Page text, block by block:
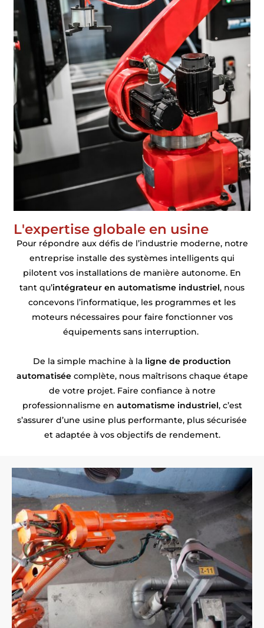
L'expertise globale en usine
Pour répondre aux défis de l’industrie moderne, notre
entreprise installe des systèmes intelligents qui
pilotent vos installations de manière autonome. En
tant qu’intégrateur en automatisme industriel, nous
concevons l’informatique, les programmes et les
moteurs nécessaires pour faire fonctionner vos
équipements sans interruption.
De la simple machine à la ligne de production
automatiséecomplète, nous maîtrisons chaque étape
de votre projet. Faire confiance à notre
professionnalisme en automatisme industriel, c’est
s’assurer d’une usine plus performante, plus sécurisée
et adaptée à vos objectifs de rendement.